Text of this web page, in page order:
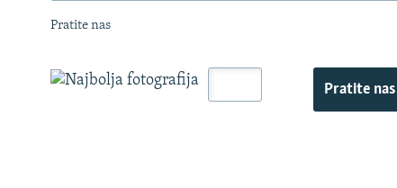
Pratite nas
Pratite nas